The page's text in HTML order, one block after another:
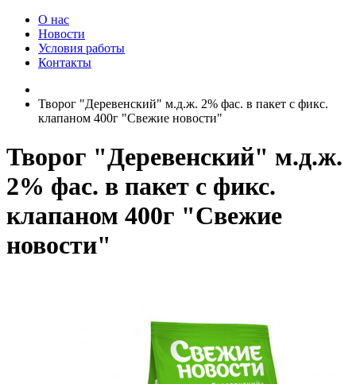
О нас
Новости
Условия работы
Контакты
Творог "Деревенский" м.д.ж. 2% фас. в пакет с фикс.
клапаном 400г "Свежие новости"
Творог "Деревенский" м.д.ж.
2% фас. в пакет с фикс.
клапаном 400г "Свежие
новости"